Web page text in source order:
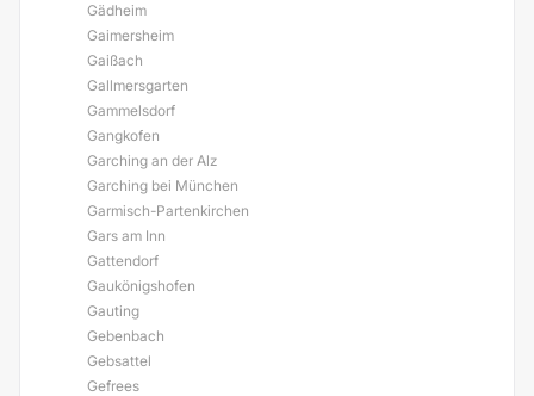
Gädheim
Gaimersheim
Gaißach
Gallmersgarten
Gammelsdorf
Gangkofen
Garching an der Alz
Garching bei München
Garmisch-Partenkirchen
Gars am Inn
Gattendorf
Gaukönigshofen
Gauting
Gebenbach
Gebsattel
Gefrees